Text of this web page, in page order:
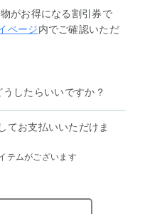
がお得になる割引券で
ページ内でご確認いただ
したらいいですか？
てお支払いいただけま
テムがございます